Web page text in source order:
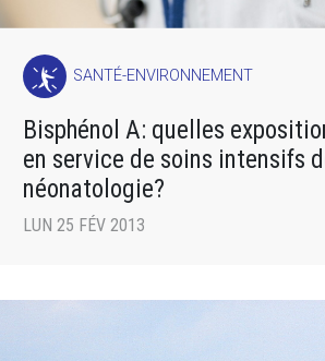
SANTÉ-ENVIRONNEMENT
Bisphénol A: quelles
en service de soins intensifs
néonatologie?
LUN 25 FÉV 2013